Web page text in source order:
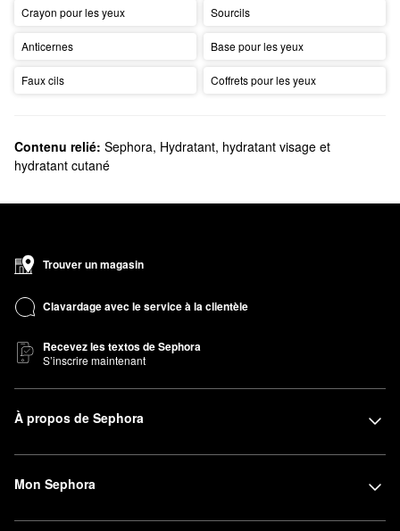
Crayon pour les yeux Sourcils
Anticernes Base pour les yeux
Faux cils Coffrets pour les yeux
Contenu relié: Sephora, Hydratant, hydratant visage et
hydratant cutané
Trouver un magasin
Clavardage avec le service à la clientèle
Recevez les textos de Sephora
S’inscrire maintenant
À propos de Sephora
Mon Sephora